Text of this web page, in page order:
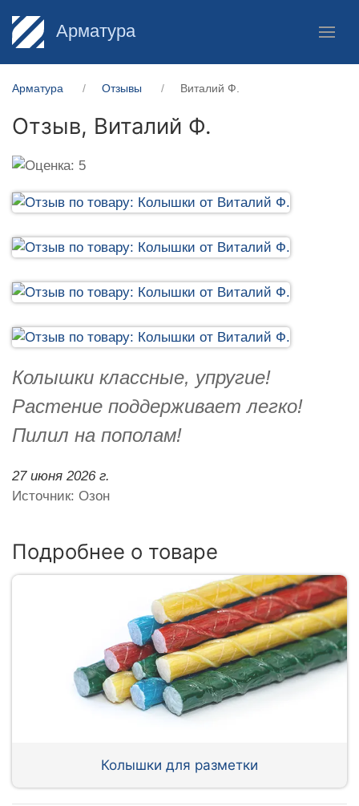
Арматура
Арматура Отзывы Виталий Ф.
Отзыв, Виталий Ф.
Колышки классные, упругие!
Растение поддерживает легко!
Пилил на пополам!
27 июня 2026 г.
Источник: Озон
Подробнее о товаре
Колышки для разметки